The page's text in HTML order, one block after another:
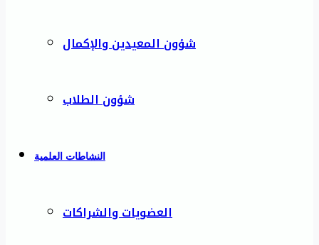
شؤون المعيدين والإكمال
شؤون الطلاب
النشاطات العلمية
العضويات والشراكات